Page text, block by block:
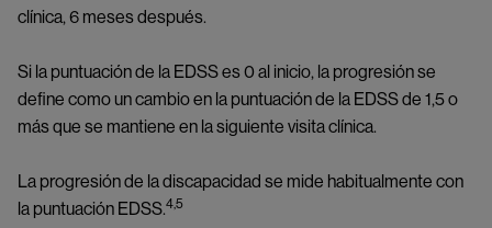
clínica, 6 meses después.
Si la puntuación de la EDSS es 0 al inicio, la progresión se
define como un cambio en la puntuación de la EDSS de 1,5 o
más que se mantiene en la siguiente visita clínica.
La progresión de la discapacidad se mide habitualmente con
la puntuación EDSS.4,5